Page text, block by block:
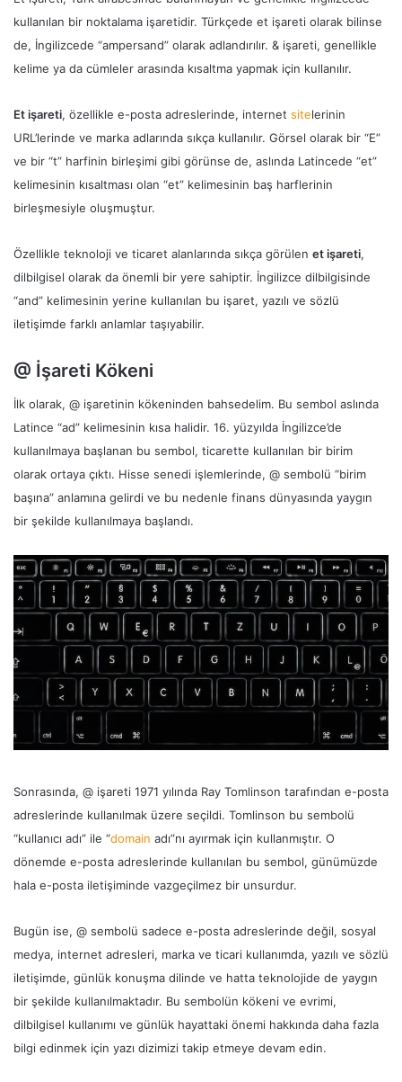
kullanılan bir noktalama işaretidir. Türkçede et işareti olarak bilinse
de, İngilizcede “ampersand” olarak adlandırılır. & işareti, genellikle
kelime ya da cümleler arasında kısaltma yapmak için kullanılır.
Et işareti, özellikle e-posta adreslerinde, internet sitelerinin
URL’lerinde ve marka adlarında sıkça kullanılır. Görsel olarak bir “E”
ve bir “t” harfinin birleşimi gibi görünse de, aslında Latincede “et”
kelimesinin kısaltması olan “et” kelimesinin baş harflerinin
birleşmesiyle oluşmuştur.
Özellikle teknoloji ve ticaret alanlarında sıkça görülen et işareti,
dilbilgisel olarak da önemli bir yere sahiptir. İngilizce dilbilgisinde
“and” kelimesinin yerine kullanılan bu işaret, yazılı ve sözlü
iletişimde farklı anlamlar taşıyabilir.
@ İşareti Kökeni
İlk olarak, @ işaretinin kökeninden bahsedelim. Bu sembol aslında
Latince “ad” kelimesinin kısa halidir. 16. yüzyılda İngilizce’de
kullanılmaya başlanan bu sembol, ticarette kullanılan bir birim
olarak ortaya çıktı. Hisse senedi işlemlerinde, @ sembolü “birim
başına” anlamına gelirdi ve bu nedenle finans dünyasında yaygın
bir şekilde kullanılmaya başlandı.
Sonrasında, @ işareti 1971 yılında Ray Tomlinson tarafından e-posta
adreslerinde kullanılmak üzere seçildi. Tomlinson bu sembolü
“kullanıcı adı” ile “domain adı”nı ayırmak için kullanmıştır. O
dönemde e-posta adreslerinde kullanılan bu sembol, günümüzde
hala e-posta iletişiminde vazgeçilmez bir unsurdur.
Bugün ise, @ sembolü sadece e-posta adreslerinde değil, sosyal
medya, internet adresleri, marka ve ticari kullanımda, yazılı ve sözlü
iletişimde, günlük konuşma dilinde ve hatta teknolojide de yaygın
bir şekilde kullanılmaktadır. Bu sembolün kökeni ve evrimi,
dilbilgisel kullanımı ve günlük hayattaki önemi hakkında daha fazla
bilgi edinmek için yazı dizimizi takip etmeye devam edin.